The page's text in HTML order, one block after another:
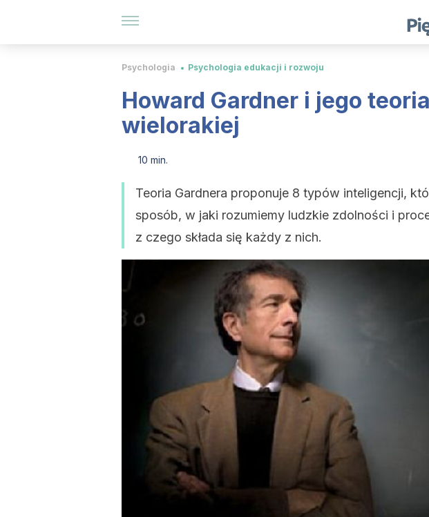
Psychologia Psychologia edukacji i rozwoju
Howard Gardner i jego
wielorakiej
10 min.
Teoria Gardnera proponuje 8 typów inteligencji,
sposób, w jaki rozumiemy ludzkie zdolności i
z czego składa się każdy z nich.